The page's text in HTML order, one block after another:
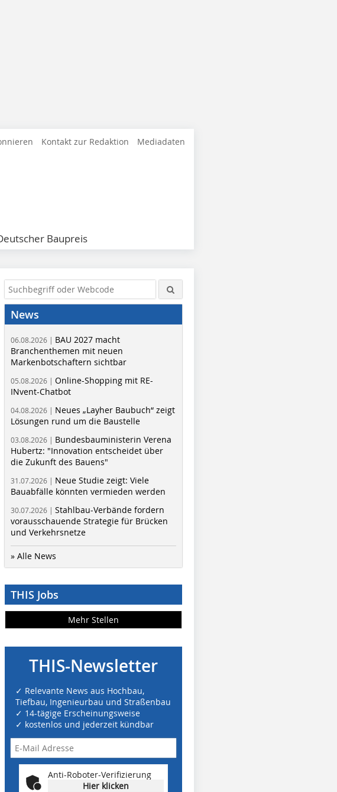
Kontakt zur Redaktion Mediadaten
Baupreis
News
06.08.2026 | BAU 2027 macht
Branchenthemen mit neuen
Markenbotschaftern sichtbar
05.08.2026 | Online-Shopping mit RE-
INvent-Chatbot
04.08.2026 | Neues „Layher Baubuch“ zeigt
Lösungen rund um die Baustelle
03.08.2026 | Bundesbauministerin Verena
Hubertz: "Innovation entscheidet über
die Zukunft des Bauens"
31.07.2026 | Neue Studie zeigt: Viele
Bauabfälle könnten vermieden werden
30.07.2026 | Stahlbau-Verbände fordern
vorausschauende Strategie für Brücken
und Verkehrsnetze
» Alle News
THIS Jobs
Mehr Stellen
THIS-Newsletter
✓ Relevante News aus Hochbau,
Tiefbau, Ingenieurbau und Straßenbau
✓ 14-tägige Erscheinungsweise
✓ kostenlos und jederzeit kündbar
Anti-Roboter-Verifizierung
Hier klicken